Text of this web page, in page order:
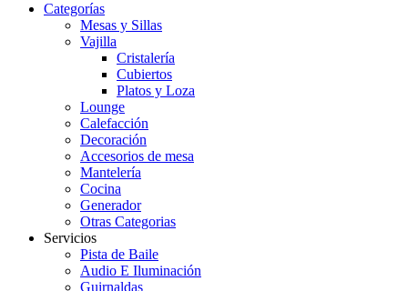
Categorías
Mesas y Sillas
Vajilla
Cristalería
Cubiertos
Platos y Loza
Lounge
Calefacción
Decoración
Accesorios de mesa
Mantelería
Cocina
Generador
Otras Categorias
Servicios
Pista de Baile
Audio E Iluminación
Guirnaldas